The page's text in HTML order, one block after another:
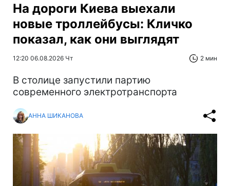
На дороги Киева выехали
новые троллейбусы: Кличко
показал, как они выглядят
12:20 06.08.2026 Чт 2 мин
В столице запустили партию
современного электротранспорта
АННА ШИКАНОВА